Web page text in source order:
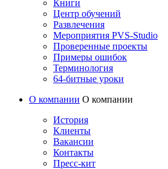
Книги
Центр обучений
Развлечения
Мероприятия PVS-Studio
Проверенные проекты
Примеры ошибок
Терминология
64-битные уроки
О компании О компании
История
Клиенты
Вакансии
Контакты
Пресс-кит